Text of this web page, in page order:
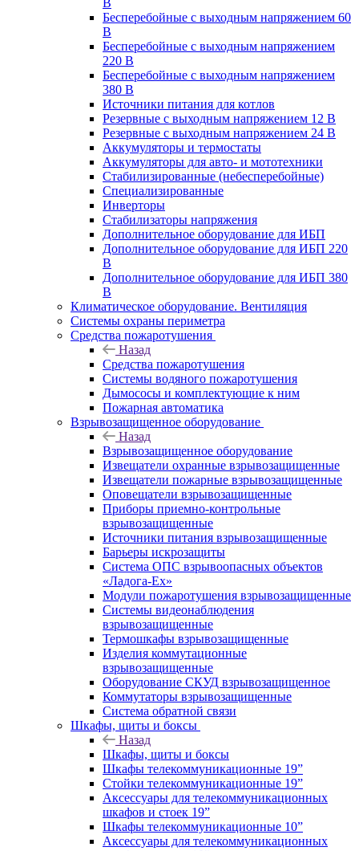
В
Бесперебойные с выходным напряжением 60
В
Бесперебойные с выходным напряжением
220 В
Бесперебойные с выходным напряжением
380 В
Источники питания для котлов
Резервные с выходным напряжением 12 В
Резервные с выходным напряжением 24 В
Аккумуляторы и термостаты
Аккумуляторы для авто- и мототехники
Стабилизированные (небесперебойные)
Специализированные
Инверторы
Стабилизаторы напряжения
Дополнительное оборудование для ИБП
Дополнительное оборудование для ИБП 220
В
Дополнительное оборудование для ИБП 380
В
Климатическое оборудование. Вентиляция
Системы охраны периметра
Средства пожаротушения
Назад
Средства пожаротушения
Системы водяного пожаротушения
Дымососы и комплектующие к ним
Пожарная автоматика
Взрывозащищенное оборудование
Назад
Взрывозащищенное оборудование
Извещатели охранные взрывозащищенные
Извещатели пожарные взрывозащищенные
Оповещатели взрывозащищенные
Приборы приемно-контрольные
взрывозащищенные
Источники питания взрывозащищенные
Барьеры искрозащиты
Система ОПС взрывоопасных объектов
«Ладога-Ex»
Модули пожаротушения взрывозащищенные
Системы видеонаблюдения
взрывозащищенные
Термошкафы взрывозащищенные
Изделия коммутационные
взрывозащищенные
Оборудование СКУД взрывозащищенное
Коммутаторы взрывозащищенные
Система обратной связи
Шкафы, щиты и боксы
Назад
Шкафы, щиты и боксы
Шкафы телекоммуникационные 19”
Стойки телекоммуникационные 19”
Аксессуары для телекоммуникационных
шкафов и стоек 19”
Шкафы телекоммуникационные 10”
Аксессуары для телекоммуникационных